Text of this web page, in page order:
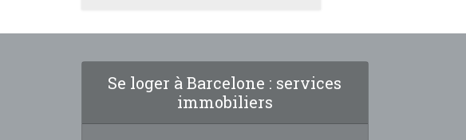
Se loger à Barcelone : services
immobiliers